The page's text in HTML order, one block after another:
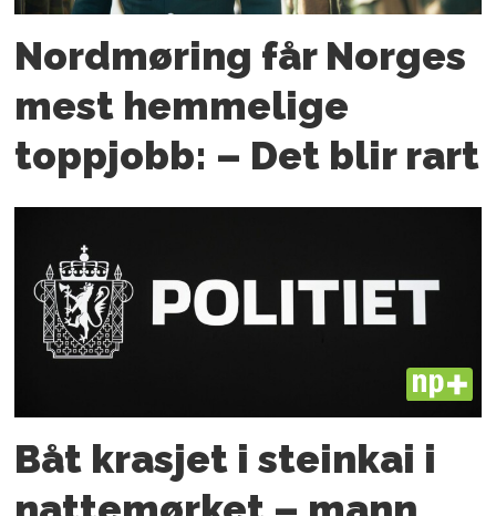
Nordmøring får Norges
mest hemmelige
toppjobb: – Det blir rart
PLUS
Båt krasjet i steinkai i